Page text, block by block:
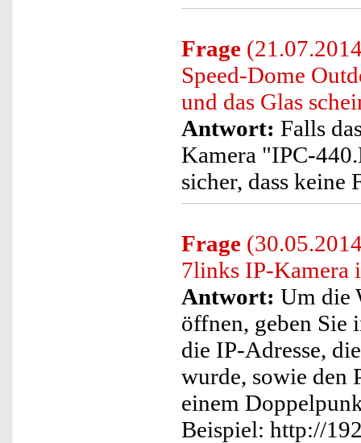
Frage
Speed-Dome
und das Glas
Antwort: Falls
Kamera "IPC-
sicher, dass keine
Frage
7links IP-Kamera
Antwort: Um die
öffnen, geben Sie
die IP-Adresse,
wurde, sowie den
einem
Beispiel: http://